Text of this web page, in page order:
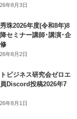
年8月3日
珠2026年度(令和8年)8
セミナー講師･講演･企
年8月2日
ビジネス研究会ゼロエ
Discord投稿2026年7
年8月1日